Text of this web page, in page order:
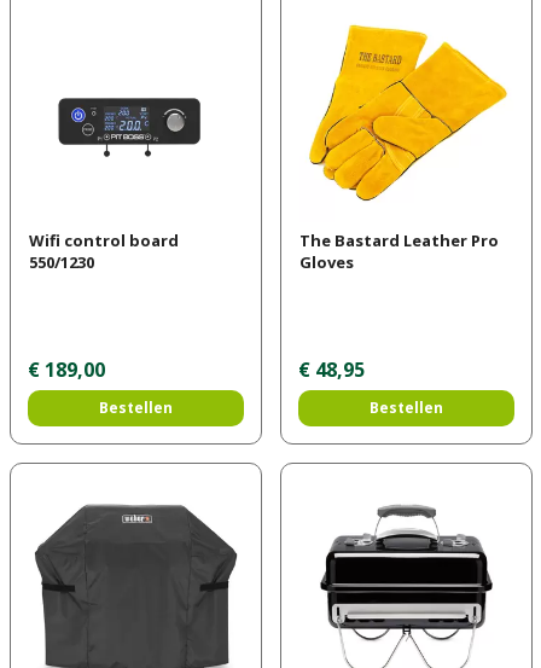
Wifi control board
550/1230
€ 189,00
Bestellen
The Bastard Leather Pro
Gloves
€ 48,95
Bestellen